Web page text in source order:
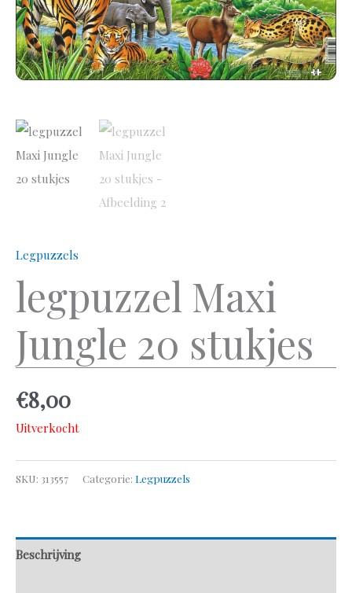
Legpuzzels
legpuzzel Maxi
Jungle 20 stukjes
€8,00
Uitverkocht
SKU: 313557 Categorie: Legpuzzels
Beschrijving